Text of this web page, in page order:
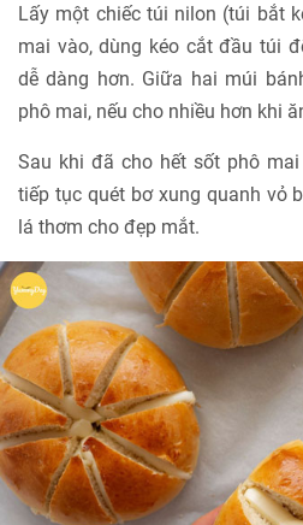
Lấy một chiếc túi nilon (túi bắt
mai vào, dùng kéo cắt đầu túi
dễ dàng hơn. Giữa hai múi
phô mai, nếu cho nhiều hơn khi
Sau khi đã cho hết sốt phô
tiếp tục quét bơ xung quanh vỏ
lá thơm cho đẹp mắt.